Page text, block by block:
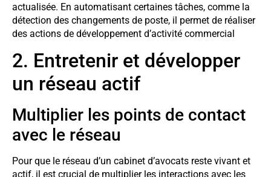
actualisée. En automatisant certaines tâches, comme la
détection des changements de poste, il permet de réaliser
des actions de développement d’activité commercial
2. Entretenir et développer
un réseau actif
Multiplier les points de contact
avec le réseau
Pour que le réseau d’un cabinet d’avocats reste vivant et
actif, il est crucial de multiplier les interactions avec les